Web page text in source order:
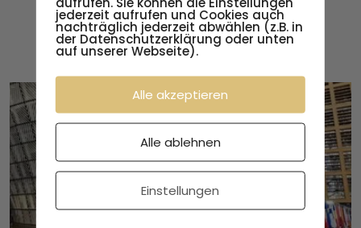
Weitere Neuigkeiten
jederzeit aufrufen und Cookies auch
nachträglich jederzeit abwählen (z.B. in
der Datenschutzerklärung oder unten
auf unserer Webseite).
Alle akzeptieren
Alle ablehnen
Einstellungen